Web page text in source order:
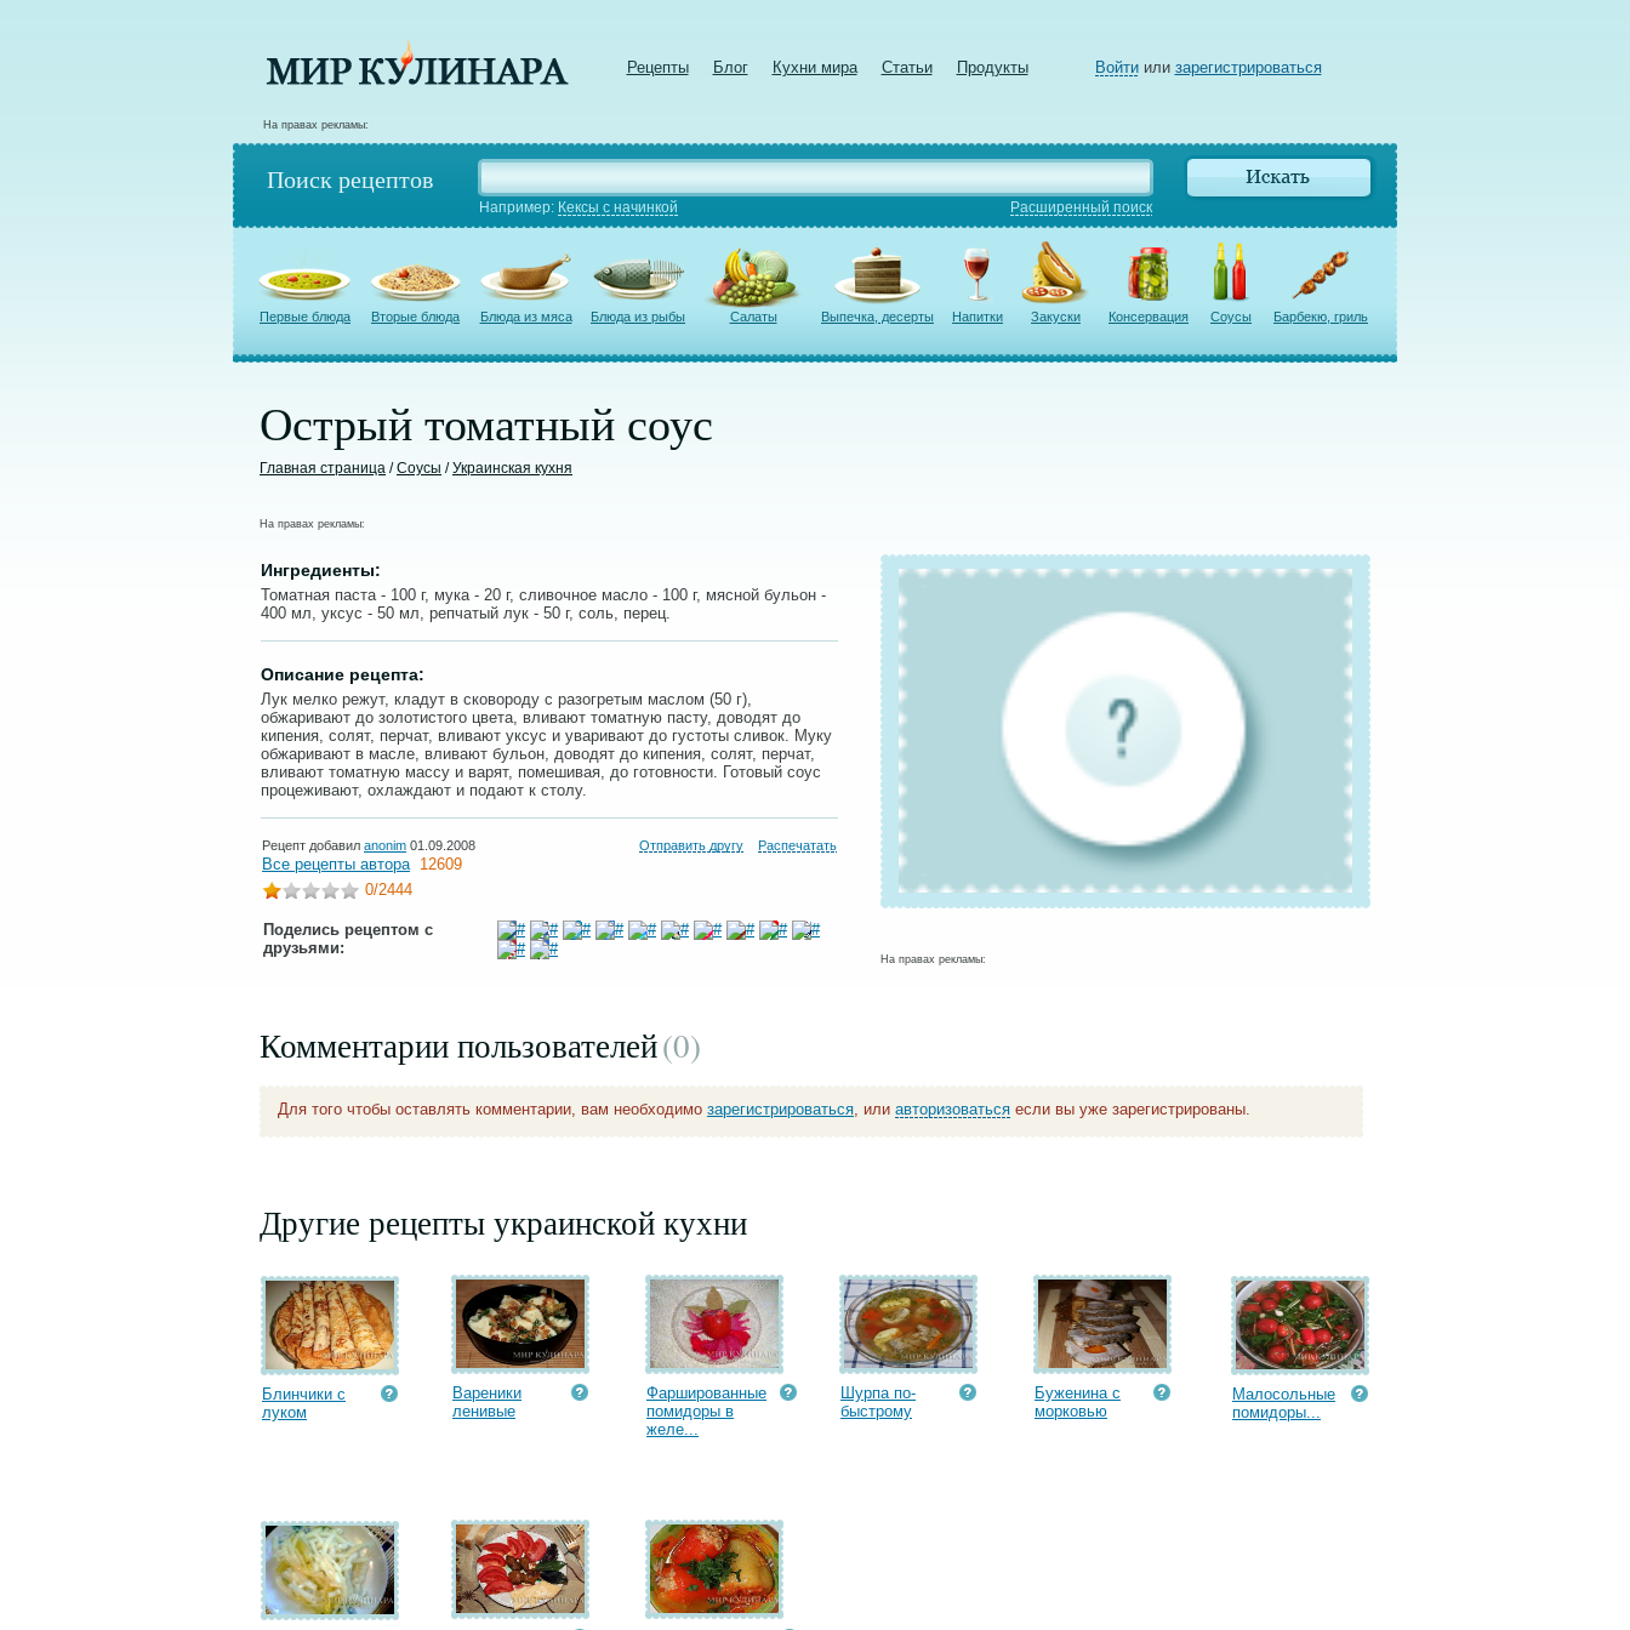
Рецепты Блог Кухни мира Статьи Продукты Войтиили зарегистрироваться
На правах рекламы:
Поиск рецептов
Например: Кексы с начинкой Расширенный поиск
Первые блюда Вторые блюда Блюда из мяса Блюда из рыбы Салаты Выпечка, десерты Напитки Закуски Консервация Соусы Барбекю, гриль
Острый томатный соус
Главная страница /Соусы /Украинская кухня
На правах рекламы:
Ингредиенты:
Томатная паста - 100 г, мука - 20 г, сливочное масло - 100 г, мясной бульон -
400 мл, уксус - 50 мл, репчатый лук - 50 г, соль, перец.
Описание рецепта:
Лук мелко режут, кладут в сковороду с разогретым маслом (50 г),
обжаривают до золотистого цвета, вливают томатную пасту, доводят до
кипения, солят, перчат, вливают уксус и уваривают до густоты сливок. Муку
обжаривают в масле, вливают бульон, доводят до кипения, солят, перчат,
вливают томатную массу и варят, помешивая, до готовности. Готовый соус
процеживают, охлаждают и подают к столу.
Рецепт добавил anonim 01.09.2008 Отправить другу Распечатать
Все рецепты автора 12609
0/2444
Поделись рецептом с
друзьями:
На правах рекламы:
Комментарии пользователей(0)
Для того чтобы оставлять комментарии, вам необходимо зарегистрироваться, или авторизоваться если вы уже зарегистрированы.
Другие рецепты украинской кухни
Блинчики с
луком
Вареники
ленивые
Фаршированные
помидоры в
желе...
Шурпа по-
быстрому
Буженина с
морковью
Малосольные
помидоры...